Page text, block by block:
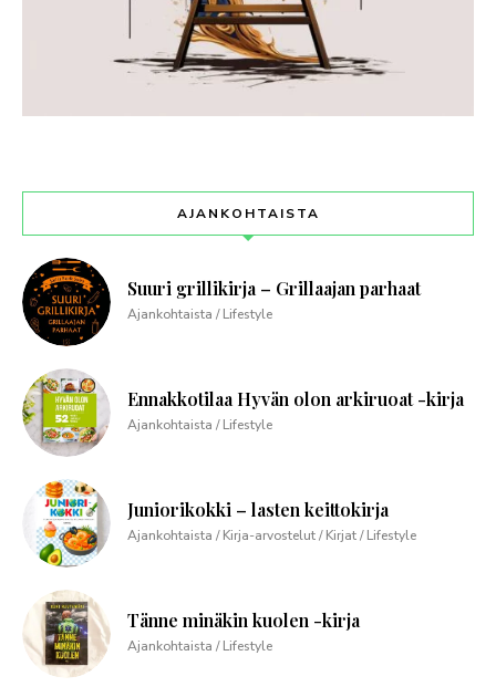
AJANKOHTAISTA
Suuri grillikirja – Grillaajan parhaat
Ajankohtaista / Lifestyle
Ennakkotilaa Hyvän olon arkiruoat -kirja
Ajankohtaista / Lifestyle
Juniorikokki – lasten keittokirja
Ajankohtaista / Kirja-arvostelut / Kirjat / Lifestyle
Tänne minäkin kuolen -kirja
Ajankohtaista / Lifestyle